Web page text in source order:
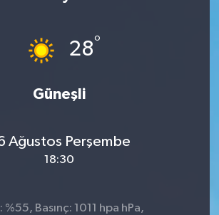
28°
Güneşli
Ağustos Perşembe
18:30
%55, Basınç: 1011 hpa hPa,